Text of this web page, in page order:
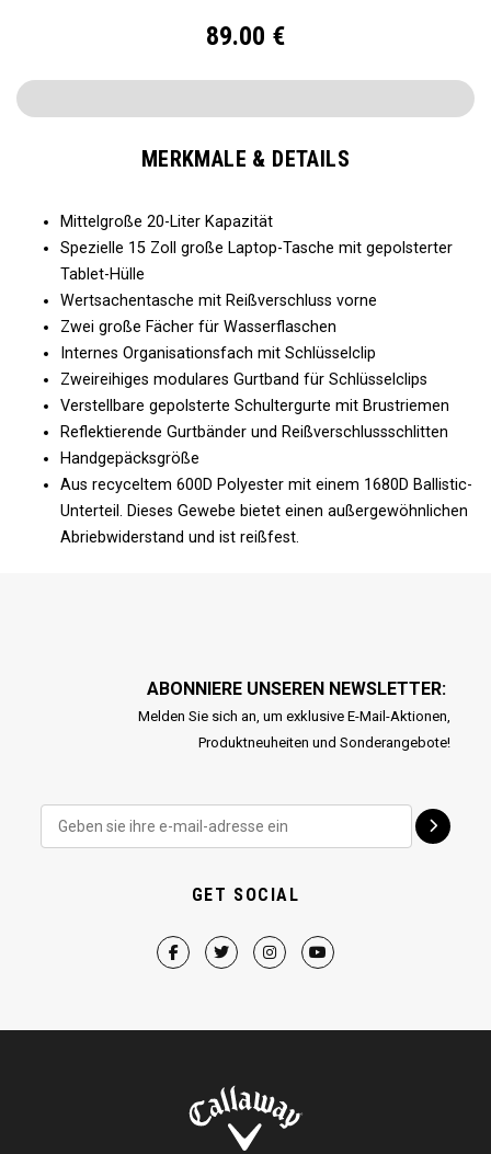
89.00 €
MERKMALE & DETAILS
Mittelgroße 20-Liter Kapazität
Spezielle 15 Zoll große Laptop-Tasche mit gepolsterter
Tablet-Hülle
Wertsachentasche mit Reißverschluss vorne
Zwei große Fächer für Wasserflaschen
Internes Organisationsfach mit Schlüsselclip
Zweireihiges modulares Gurtband für Schlüsselclips
Verstellbare gepolsterte Schultergurte mit Brustriemen
Reflektierende Gurtbänder und Reißverschlussschlitten
Handgepäcksgröße
Aus recyceltem 600D Polyester mit einem 1680D Ballistic-
Unterteil. Dieses Gewebe bietet einen außergewöhnlichen
Abriebwiderstand und ist reißfest.
ABONNIERE UNSEREN NEWSLETTER:
Melden Sie sich an, um exklusive E-Mail-Aktionen,
Produktneuheiten und Sonderangebote!
GET SOCIAL